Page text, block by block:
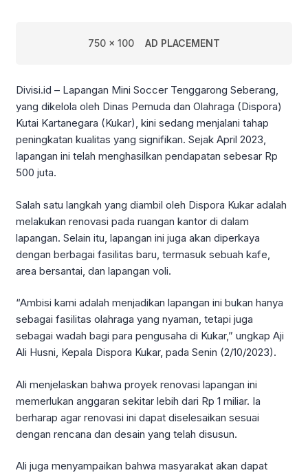
750 x 100 AD PLACEMENT
Divisi.id – Lapangan Mini Soccer Tenggarong Seberang,
yang dikelola oleh Dinas Pemuda dan Olahraga (Dispora)
Kutai Kartanegara (Kukar), kini sedang menjalani tahap
peningkatan kualitas yang signifikan. Sejak April 2023,
lapangan ini telah menghasilkan pendapatan sebesar Rp
500 juta.
Salah satu langkah yang diambil oleh Dispora Kukar adalah
melakukan renovasi pada ruangan kantor di dalam
lapangan. Selain itu, lapangan ini juga akan diperkaya
dengan berbagai fasilitas baru, termasuk sebuah kafe,
area bersantai, dan lapangan voli.
“Ambisi kami adalah menjadikan lapangan ini bukan hanya
sebagai fasilitas olahraga yang nyaman, tetapi juga
sebagai wadah bagi para pengusaha di Kukar,” ungkap Aji
Ali Husni, Kepala Dispora Kukar, pada Senin (2/10/2023).
Ali menjelaskan bahwa proyek renovasi lapangan ini
memerlukan anggaran sekitar lebih dari Rp 1 miliar. Ia
berharap agar renovasi ini dapat diselesaikan sesuai
dengan rencana dan desain yang telah disusun.
Ali juga menyampaikan bahwa masyarakat akan dapat